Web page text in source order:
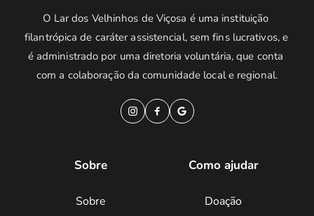
O Lar dos Velhinhos de Viçosa é uma instituição
filantrópica de caráter assistencial, sem fins lucrativos, e
é administrado por uma diretoria voluntária, que conta
com a colaboração da comunidade local e regional.
Sobre
Sobre
Como ajudar
Doação